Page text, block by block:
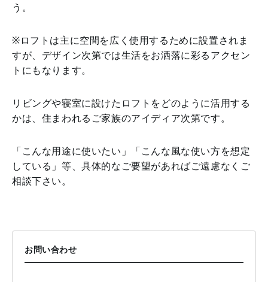
う。
※ロフトは主に空間を広く使用するために設置されま
すが、デザイン次第では生活をお洒落に彩るアクセン
トにもなります。
リビングや寝室に設けたロフトをどのように活用する
かは、住まわれるご家族のアイディア次第です。
「こんな用途に使いたい」「こんな風な使い方を想定
している」等、具体的なご要望があればご遠慮なくご
相談下さい。
お問い合わせ